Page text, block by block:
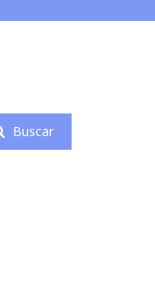
Buscar